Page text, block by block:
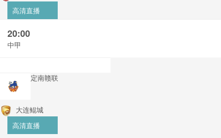
高清直播
20:00
中甲
定南赣联
大连鲲城
高清直播